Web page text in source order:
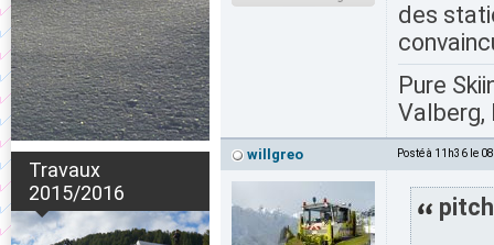
Travaux
2015/2016
des
Pure
Valberg,
willgreo Posté à 11h36 le